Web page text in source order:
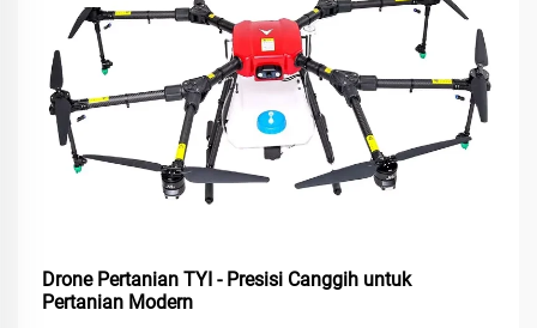
Drone Pertanian TYI - Presisi Canggih untuk
Pertanian Modern